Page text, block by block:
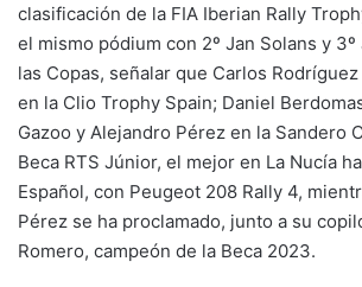
clasificación de la FIA Iberian Rally
el mismo pódium con 2º Jan Solans y 3º
las Copas, señalar que Carlos
en la Clio Trophy Spain; Daniel
Gazoo y Alejandro Pérez en la Sandero
Beca RTS Júnior, el mejor en La Nucía
Español, con Peugeot 208 Rally 4,
Pérez se ha proclamado, junto a su
Romero, campeón de la Beca 2023.